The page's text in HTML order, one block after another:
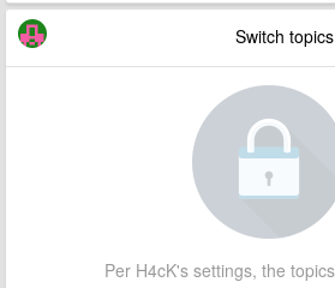
Switch
Per H4cK's settings, the